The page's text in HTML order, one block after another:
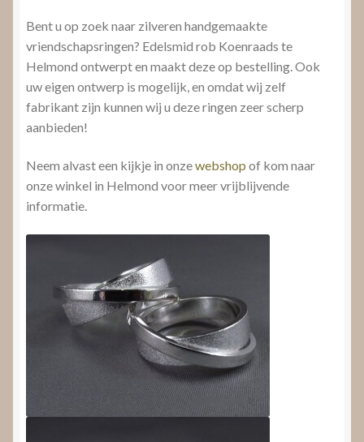
Bent u op zoek naar zilveren handgemaakte
vriendschapsringen? Edelsmid rob Koenraads te
Helmond ontwerpt en maakt deze op bestelling. Ook
uw eigen ontwerp is mogelijk, en omdat wij zelf
fabrikant zijn kunnen wij u deze ringen zeer scherp
aanbieden!
Neem alvast een kijkje in onzewebshop of kom naar
onze winkel in Helmond voor meer vrijblijvende
informatie.